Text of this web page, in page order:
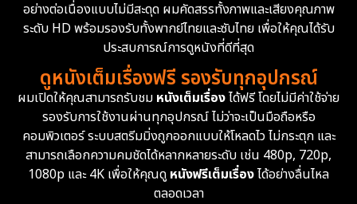
อย่างต่อเนื่องแบบไม่มีสะดุด ผมคัดสรรทั้งภาพและเสียงคุณภาพ
ระดับ HD พร้อมรองรับทั้งพากย์ไทยและซับไทย เพื่อให้คุณได้รับ
ประสบการณ์การดูหนังที่ดีที่สุด
ดูหนังเต็มเรื่องฟรี รองรับทุกอุปกรณ์
ผมเปิดให้คุณสามารถรับชม หนังเต็มเรื่องได้ฟรี โดยไม่มีค่าใช้จ่าย
รองรับการใช้งานผ่านทุกอุปกรณ์ ไม่ว่าจะเป็นมือถือหรือ
คอมพิวเตอร์ ระบบสตรีมมิ่งถูกออกแบบให้โหลดไว ไม่กระตุก และ
สามารถเลือกความคมชัดได้หลากหลายระดับ เช่น 480p, 720p,
1080p และ 4K เพื่อให้คุณดูหนังฟรีเต็มเรื่องได้อย่างลื่นไหล
ตลอดเวลา